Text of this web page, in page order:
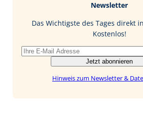
I
Newsletter
Das Wichtigste des Tages direkt
Kostenlos!
Jetzt abonnieren
Hinweis zum Newsletter &